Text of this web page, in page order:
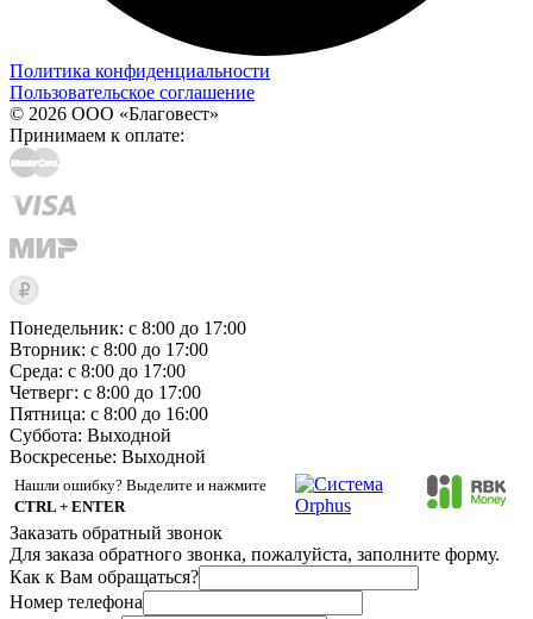
Политика конфиденциальности
Пользовательское соглашение
© 2026 ООО «Благовест»
Принимаем к оплате:
Понедельник: с 8:00 до 17:00
Вторник: с 8:00 до 17:00
Среда: с 8:00 до 17:00
Четверг: с 8:00 до 17:00
Пятница: с 8:00 до 16:00
Суббота: Выходной
Воскресенье: Выходной
Нашли ошибку? Выделите и нажмите
CTRL + ENTER
Заказать обратный звонок
Для заказа обратного звонка, пожалуйста, заполните форму.
Как к Вам обращаться?
Номер телефона